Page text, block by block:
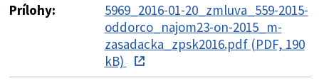
Prílohy:
5969_2016-01-20_zmluva_559-2015-
oddorco_najom23-on-2015_m-
zasadacka_zpsk2016.pdf (PDF, 190
kB)